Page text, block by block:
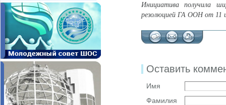
Инициатива получила
резолюцией ГА ООН от 11
Оставить
Имя
Фамилия